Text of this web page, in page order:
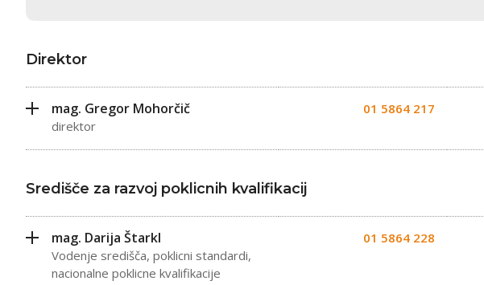
Direktor
mag. Gregor Mohorčič
direktor
01 5864 217
Središče za razvoj poklicnih kvalifikacij
mag. Darija Štarkl
Vodenje središča, poklicni standardi,
nacionalne poklicne kvalifikacije
01 5864 228